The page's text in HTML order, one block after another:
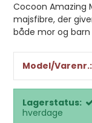
Cocoon Amazing
majsfibre, der
både mor og barn
Model/Varenr.:
Lagerstatus:
hverdage